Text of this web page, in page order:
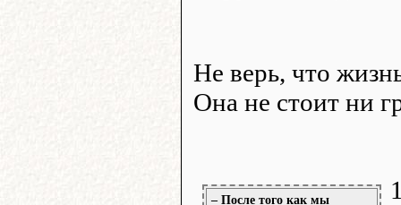
Не верь, что
Она не стоит ни
– После того как мы